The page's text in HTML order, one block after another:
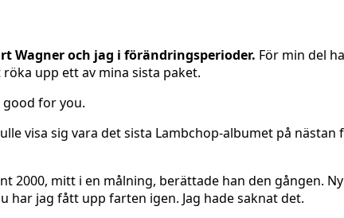
Wagner och jag i förändringsperioder. För min del
upp ett av mina sista paket.
good for you.
visa sig vara det sista Lambchop-albumet på
2000, mitt i en målning, berättade han den gången.
har jag fått upp farten igen. Jag hade saknat det.